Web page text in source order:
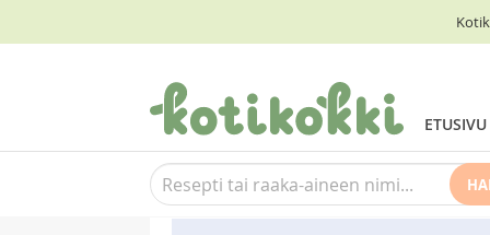
ETUSIVU
Suosittelemme myös